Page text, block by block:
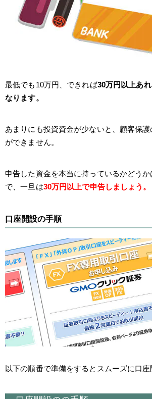
最低でも10万円、できれば30万円以上あ
なります。
あまりにも投資資金が少ないと、顧客保
ができません。
申告した資金を本当に持っているかどう
で、一旦は30万円以上で申告しましょう。
口座開設の手順
以下の順番で準備をするとスムーズに口座